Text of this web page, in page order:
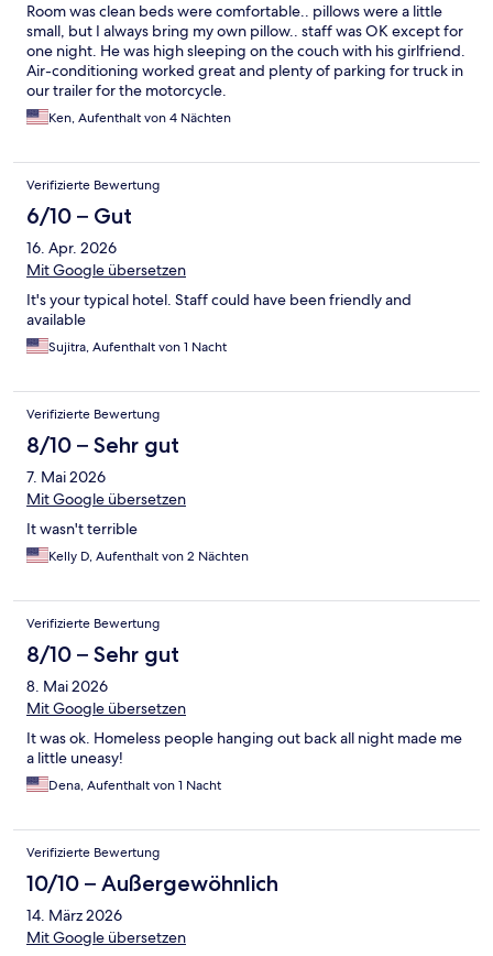
Room was clean beds were comfortable.. pillows were a little
small, but I always bring my own pillow.. staff was OK except for
one night. He was high sleeping on the couch with his girlfriend.
Air-conditioning worked great and plenty of parking for truck in
our trailer for the motorcycle.
Ken, Aufenthalt von 4 Nächten
Verifizierte Bewertung
6/10 – Gut
16. Apr. 2026
Mit Google übersetzen
It's your typical hotel. Staff could have been friendly and
available
Sujitra, Aufenthalt von 1 Nacht
Verifizierte Bewertung
8/10 – Sehr gut
7. Mai 2026
Mit Google übersetzen
It wasn't terrible
Kelly D, Aufenthalt von 2 Nächten
Verifizierte Bewertung
8/10 – Sehr gut
8. Mai 2026
Mit Google übersetzen
It was ok. Homeless people hanging out back all night made me
a little uneasy!
Dena, Aufenthalt von 1 Nacht
Verifizierte Bewertung
10/10 – Außergewöhnlich
14. März 2026
Mit Google übersetzen